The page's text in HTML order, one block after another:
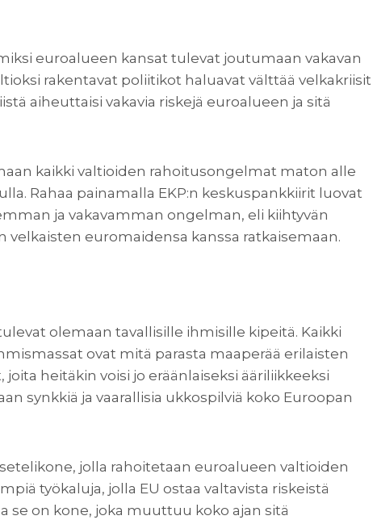
euroalueen kansat tulevat joutumaan vakavan
rakentavat poliitikot haluavat välttää velkakriisit
aiheuttaisi vakavia riskejä euroalueen ja sitä
kaikki valtioiden rahoitusongelmat maton alle
Rahaa painamalla EKP:n keskuspankkiirit luovat
ja vakavamman ongelman, eli kiihtyvän
velkaisten euromaidensa kanssa ratkaisemaan.
olemaan tavallisille ihmisille kipeitä. Kaikki
ovat mitä parasta maaperää erilaisten
heitäkin voisi jo eräänlaiseksi ääriliikkeeksi
synkkiä ja vaarallisia ukkospilviä koko Euroopan
jolla rahoitetaan euroalueen valtioiden
työkaluja, jolla EU ostaa valtavista riskeistä
se on kone, joka muuttuu koko ajan sitä